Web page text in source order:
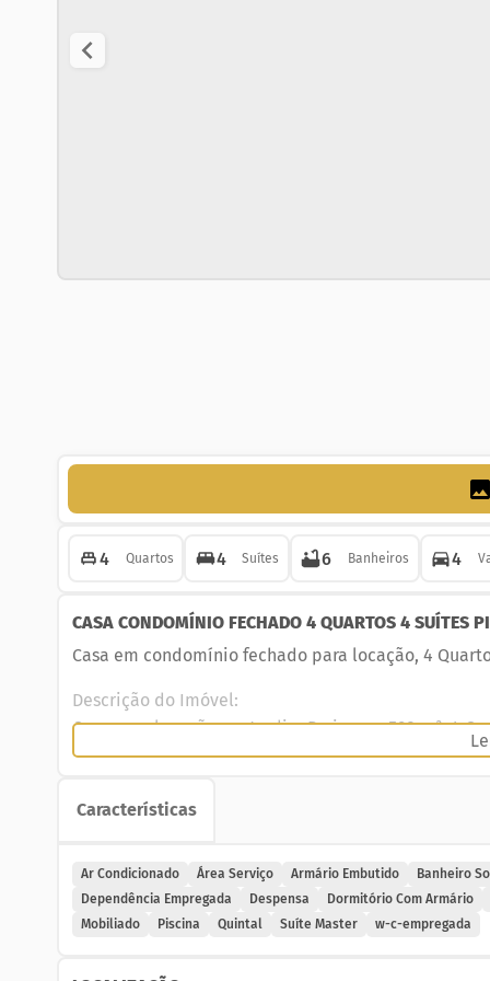
4 Quartos 4 Suítes 6 Banheiros 4
CASA CONDOMÍNIO FECHADO 4 QUARTOS 4 SUÍTES
Casa em condomínio fechado para locação, 4
Descrição do Imóvel:
Casa para locação, no Jardim Paris com 598 m², 4
Detalhes do imóvel:
- 4 Suítes
- 6 Banheiros
- Cozinha planejada
Características
Ar Condicionado Área Serviço Armário Embutido Banheiro
Dependência Empregada
Despensa Dormitório Com Armário
Mobiliado
Piscina Quintal Suíte Master w-c-empregada